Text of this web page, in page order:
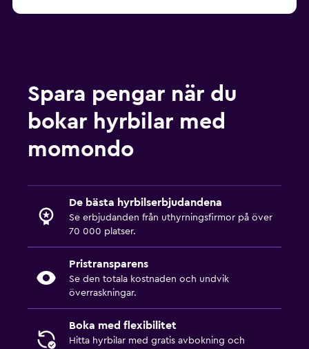
Spara pengar när du
bokar hyrbilar med
momondo
De bästa hyrbilserbjudandena
Se erbjudanden från uthyrningsfirmor på över
70 000 platser.
Pristransparens
Se den totala kostnaden och undvik
överraskningar.
Boka med flexibilitet
Hitta hyrbilar med gratis avbokning och